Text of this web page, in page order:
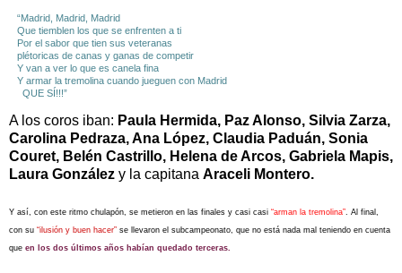
“Madrid, Madrid, Madrid
Que tiemblen los que se enfrenten a ti
Por el sabor que tien sus veteranas
plétoricas de canas y ganas de competir
Y van a ver lo que es canela fina
Y armar la tremolina cuando jueguen con Madrid
QUE SÍ!!!”
A los coros iban: Paula Hermida, Paz Alonso, Silvia Zarza,
Carolina Pedraza, Ana López, Claudia Paduán, Sonia
Couret, Belén Castrillo, Helena de Arcos, Gabriela Mapis,
Laura González y la capitana Araceli Montero.
Y así, con este ritmo chulapón, se metieron en las finales y casi casi “arman la tremolina”. Al final,
con su “ilusión y buen hacer” se llevaron el subcampeonato, que no está nada mal teniendo en cuenta
que en los dos últimos años habían quedado terceras.